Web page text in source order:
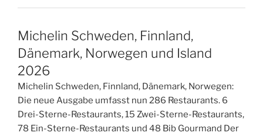
Michelin Schweden, Finnland,
Dänemark, Norwegen und Island
2026
Michelin Schweden, Finnland, Dänemark, Norwegen:
Die neue Ausgabe umfasst nun 286 Restaurants. 6
Drei-Sterne-Restaurants, 15 Zwei-Sterne-Restaurants,
78 Ein-Sterne-Restaurants und 48 Bib Gourmand Der